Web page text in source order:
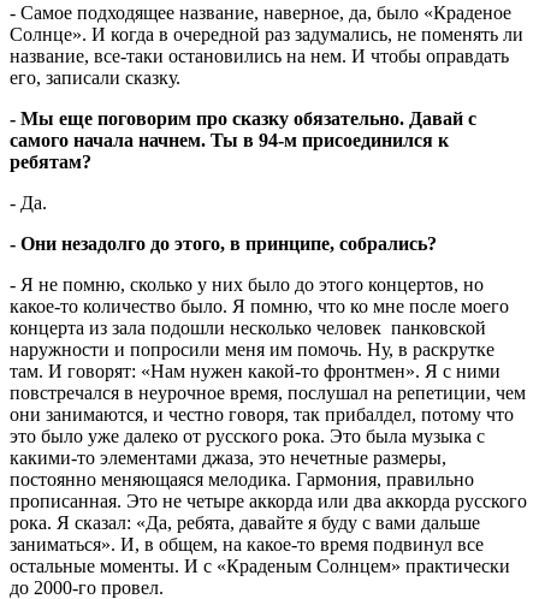
- Самое подходящее название, наверное, да, было «Краденое
Солнце». И когда в очередной раз задумались, не поменять ли
название, все-таки остановились на нем. И чтобы оправдать
его, записали сказку.
- Мы еще поговорим про сказку обязательно. Давай с
самого начала начнем. Ты в 94-м присоединился к
ребятам?
- Да.
- Они незадолго до этого, в принципе, собрались?
- Я не помню, сколько у них было до этого концертов, но
какое-то количество было. Я помню, что ко мне после моего
концерта из зала подошли несколько человек панковской
наружности и попросили меня им помочь. Ну, в раскрутке
там. И говорят: «Нам нужен какой-то фронтмен». Я с ними
повстречался в неурочное время, послушал на репетиции, чем
они занимаются, и честно говоря, так прибалдел, потому что
это было уже далеко от русского рока. Это была музыка с
какими-то элементами джаза, это нечетные размеры,
постоянно меняющаяся мелодика. Гармония, правильно
прописанная. Это не четыре аккорда или два аккорда русского
рока. Я сказал: «Да, ребята, давайте я буду с вами дальше
заниматься». И, в общем, на какое-то время подвинул все
остальные моменты. И с «Краденым Солнцем» практически
до 2000-го провел.